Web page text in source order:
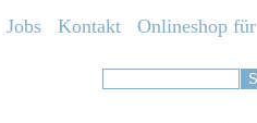
Jobs Kontakt
Onlineshop für